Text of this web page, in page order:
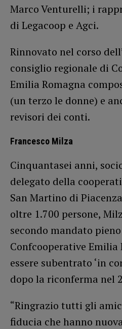
Marco Venturelli; i
di Legacoop e Agci.
Rinnovato nel corso
consiglio regionale di
Emilia Romagna
(un terzo le donne) e
revisori dei conti.
Francesco Milza
Cinquantasei anni,
delegato della
San Martino di
oltre 1.700 persone,
secondo mandato
Confcooperative Emilia
essere subentrato ‘in
dopo la riconferma nel
“Ringrazio tutti gli
fiducia che hanno